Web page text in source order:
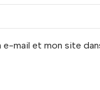
e-mail et mon site